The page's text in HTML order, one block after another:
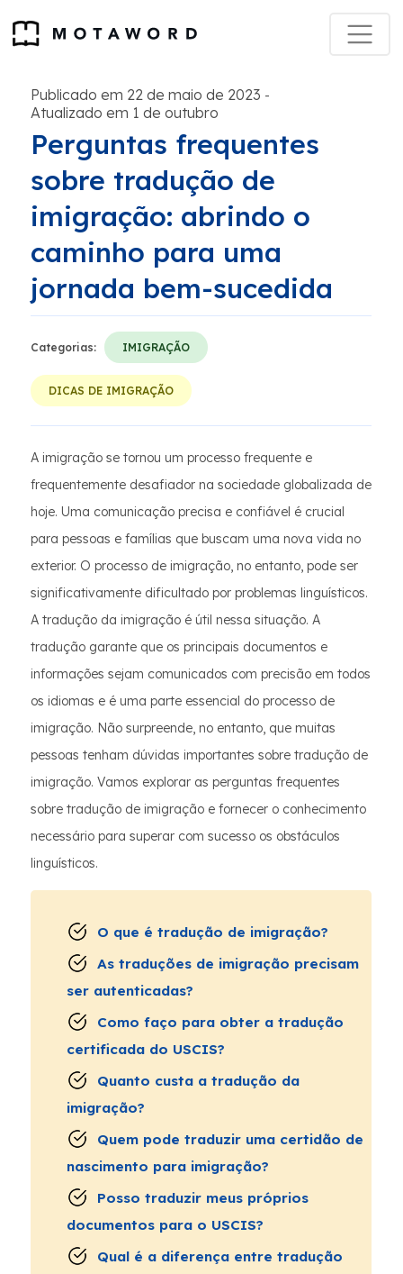
Publicado em 22 de maio de 2023 -
Atualizado em 1 de outubro
Perguntas frequentes
sobre tradução de
imigração: abrindo o
caminho para uma
jornada bem-sucedida
Categorias: IMIGRAÇÃO
DICAS DE IMIGRAÇÃO
A imigração se tornou um processo frequente e
frequentemente desafiador na sociedade globalizada de
hoje. Uma comunicação precisa e confiável é crucial
para pessoas e famílias que buscam uma nova vida no
exterior. O processo de imigração, no entanto, pode ser
significativamente dificultado por problemas linguísticos.
A tradução da imigração é útil nessa situação. A
tradução garante que os principais documentos e
informações sejam comunicados com precisão em todos
os idiomas e é uma parte essencial do processo de
imigração. Não surpreende, no entanto, que muitas
pessoas tenham dúvidas importantes sobre tradução de
imigração. Vamos explorar as perguntas frequentes
sobre tradução de imigração e fornecer o conhecimento
necessário para superar com sucesso os obstáculos
linguísticos.
O que é tradução de imigração?
As traduções de imigração precisam
ser autenticadas?
Como faço para obter a tradução
certificada do USCIS?
Quanto custa a tradução da
imigração?
Quem pode traduzir uma certidão de
nascimento para imigração?
Posso traduzir meus próprios
documentos para o USCIS?
Qual é a diferença entre tradução